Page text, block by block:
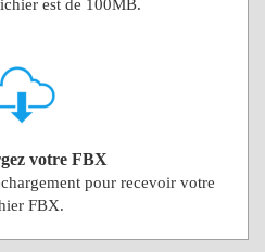
est de 100MB.
votre FBX
pour recevoir votre
FBX.